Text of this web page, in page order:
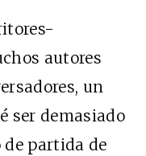
autores
un
ser demasiado
de partida de